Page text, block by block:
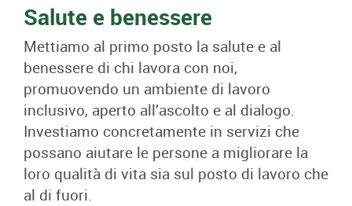
Salute e benessere
Mettiamo al primo posto la salute e al
benessere di chi lavora con noi,
promuovendo un ambiente di lavoro
inclusivo, aperto all’ascolto e al dialogo.
Investiamo concretamente in servizi che
possano aiutare le persone a migliorare la
loro qualità di vita sia sul posto di lavoro che
al di fuori.